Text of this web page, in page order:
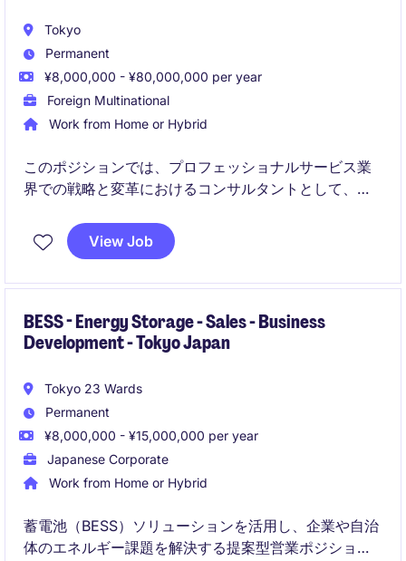
Tokyo
Permanent
¥8,000,000 - ¥80,000,000 per year
Foreign Multinational
Work from Home or Hybrid
このポジションでは、プロフェッショナルサービス業
界での戦略と変革におけるコンサルタントとして、ク
力を活かして、成功に導くための具体的なソリューシ
ョンを提供します。
View Job
BESS - Energy Storage - Sales - Business
Development - Tokyo Japan
Tokyo 23 Wards
Permanent
¥8,000,000 - ¥15,000,000 per year
Japanese Corporate
Work from Home or Hybrid
蓄電池（BESS）ソリューションを活用し、企業や自治
体のエネルギー課題を解決する提案型営業ポジション